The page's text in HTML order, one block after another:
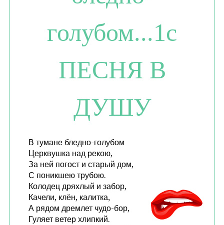
голубом...1с
ПЕСНЯ В
ДУШУ
В тумане бледно-голубом
Церквушка над рекою,
За ней погост и старый дом,
С поникшею трубою.
Колодец дряхлый и забор,
Качели, клён, калитка,
А рядом дремлет чудо-бор,
Гуляет ветер хлипкий.